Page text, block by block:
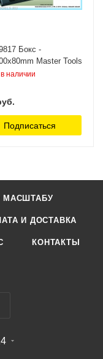
Бокс -
Master Tools
наличии
Подписаться
МАСШТАБУ
И ДОСТАВКА
КОНТАКТЫ